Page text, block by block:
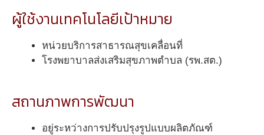
ผู้ใช้งานเทคโนโลยีเป้าหมาย
หน่วยบริการสาธารณสุขเคลื่อนที่
โรงพยาบาลส่งเสริมสุขภาพตำบล (รพ.สต.)
สถานภาพการพัฒนา
อยู่ระหว่างการปรับปรุงรูปแบบผลิตภัณฑ์